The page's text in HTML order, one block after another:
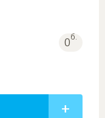
0б.